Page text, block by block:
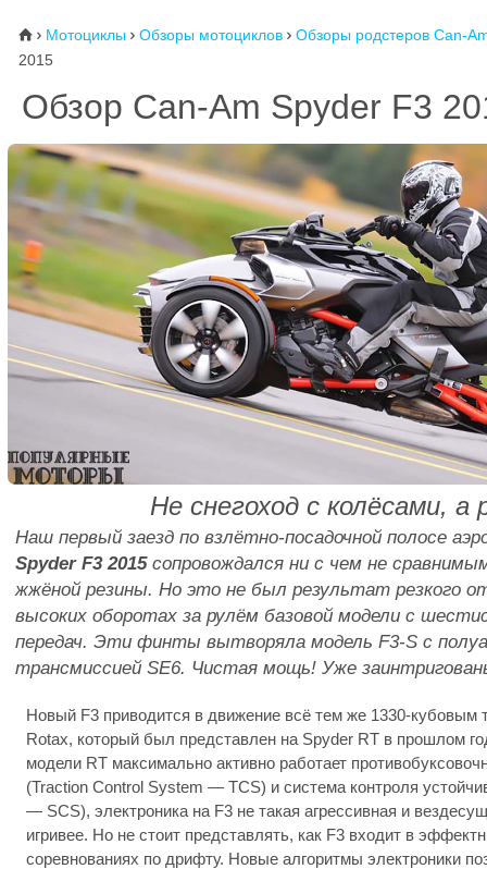
⌂  Мотоциклы  Обзоры мотоциклов  Обзоры родстеров Can-
2015
Обзор Can-Am Spyder F3
Не снегоход с колёсами, а
Наш первый заезд по взлётно-посадочной полосе
Spyder F3 2015сопровождался ни с чем не
жжёной резины. Но это не был результат резкого
высоких оборотах за рулём базовой модели с
передач. Эти финты вытворяла модель F3-S с
трансмиссией SE6. Чистая мощь! Уже
Новый F3 приводится в движение всё тем же 1330-кубовым
Rotax, который был представлен на Spyder RT в прошлом
модели RT максимально активно работает
(Traction Control System — TCS) и система контроля
— SCS), электроника на F3 не такая агрессивная и
игривее. Но не стоит представлять, как F3 входит в
соревнованиях по дрифту. Новые алгоритмы электроники